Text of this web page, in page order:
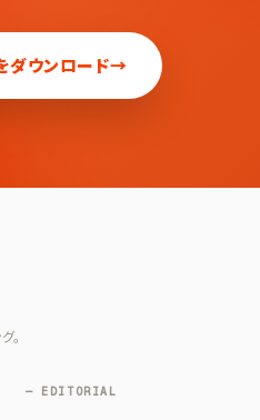
ダウンロード→
。
— EDITORIAL